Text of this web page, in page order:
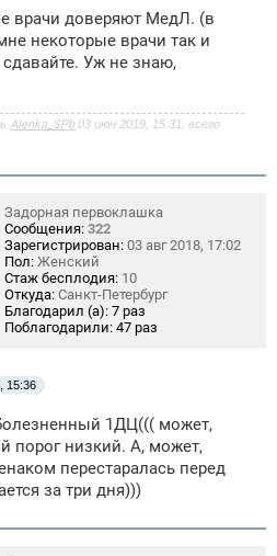
врачи доверяют МедЛ. (в
некоторые врачи так и
сдавайте. Уж не знаю,
Alenka_SPb03 июн 2019, 15:31, всего
Задорная первоклашка
Сообщения: 322
Зарегистрирован: 03 авг 2018, 17:02
Пол: Женский
Стаж бесплодия: 10
Откуда: Санкт-Петербург
Благодарил (а): 7 раз
Поблагодарили: 47 раз
15:36
1ДЦ((( может,
порог низкий. А, может,
перестаралась перед
за три дня)))